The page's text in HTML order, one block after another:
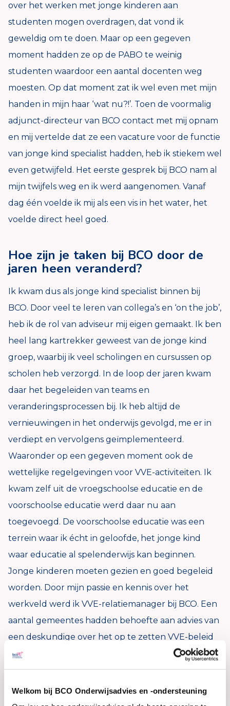
Welkom bij BCO Onderwijsadvies en -ondersteuning
over het werken met jonge kinderen aan
studenten mogen overdragen, dat vond ik
geweldig om te doen. Maar op een gegeven
moment hadden ze op de PABO te weinig
studenten waardoor een aantal docenten weg
moesten. Op dat moment zat ik wel even met mijn
handen in mijn haar ‘wat nu?!’. Toen de voormalig
adjunct-directeur van BCO contact met mij opnam
en mij vertelde dat ze een vacature voor de functie
van jonge kind specialist hadden, heb ik stiekem wel
even getwijfeld. Het eerste gesprek bij BCO nam al
mijn twijfels weg en ik werd aangenomen. Vanaf
dag één voelde ik mij als een vis in het water, het
voelde direct heel goed.
Hoe zijn je taken bij BCO door de
jaren heen veranderd?
Ik kwam dus als jonge kind specialist binnen bij
BCO. Door veel te leren van collega’s en ‘on the job’,
heb ik de rol van adviseur mij eigen gemaakt. Ik ben
heel lang kartrekker geweest van de jonge kind
groep, waarbij ik veel scholingen en cursussen op
scholen heb verzorgd. In de loop der jaren kwam
daar het begeleiden van teams en
veranderingsprocessen bij. Ik heb altijd de
vernieuwingen in het onderwijs gevolgd, me er in
verdiept en vervolgens geïmplementeerd.
Waaronder op een gegeven moment ook de
wettelijke regelgevingen voor VVE-activiteiten. Ik
kwam zelf uit de vroegschoolse educatie en de
voorschoolse educatie werd daar nu aan
toegevoegd. De voorschoolse educatie was een
terrein waar ik écht in geloofde, het jonge kind
waar educatie al spelenderwijs kan beginnen.
Jonge kinderen moeten gezien en goed begeleid
worden. Door mijn passie en kennis over het
werkveld werd ik VVE-relatiemanager bij BCO. Een
aantal gemeentes hadden behoefte aan advies van
een deskundige over het op te zetten VVE-beleid
en de verdeling van de subsidies hiervoor. Ik heb
veel gemeentes ontmoet en begeleid bij dit proces.
Veel maatwerk geleverd, want iedere gemeente
heeft andere eisen, andere budgetten en andere